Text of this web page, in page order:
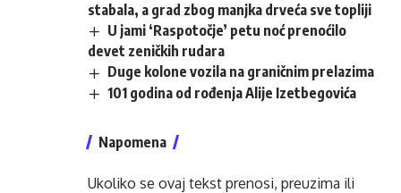
stabala, a grad zbog manjka drveća sve topliji
U jami ‘Raspotočje’ petu noć prenoćilo
devet zeničkih rudara
Duge kolone vozila na graničnim prelazima
101 godina od rođenja Alije Izetbegovića
Napomena
Ukoliko se ovaj tekst prenosi, preuzima ili